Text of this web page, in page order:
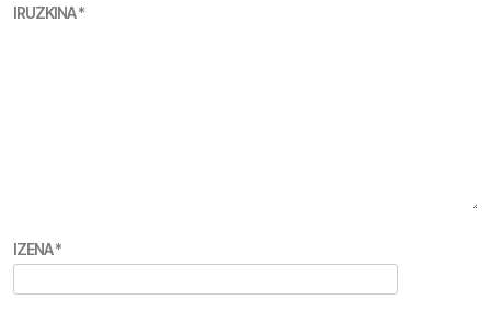
IRUZKINA*
IZENA*